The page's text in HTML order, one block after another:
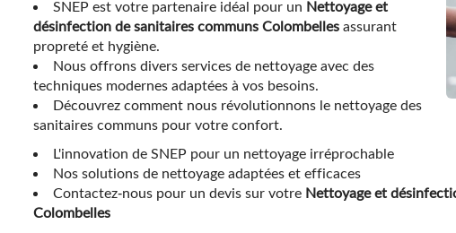
SNEP est votre partenaire idéal pour un Nettoyage et
désinfection de sanitaires communs Colombelles assurant
propreté et hygiène.
Nous offrons divers services de nettoyage avec des
techniques modernes adaptées à vos besoins.
Découvrez comment nous révolutionnons le nettoyage des
sanitaires communs pour votre confort.
L'innovation de SNEP pour un nettoyage irréprochable
Nos solutions de nettoyage adaptées et efficaces
Contactez-nous pour un devis sur votre Nettoyage et
Colombelles